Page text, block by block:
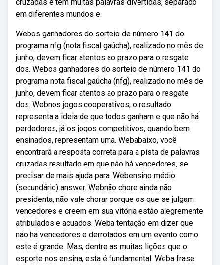
cruzadas e tem muitas palavras divertidas, separado
em diferentes mundos e.
Webos ganhadores do sorteio de número 141 do
programa nfg (nota fiscal gaúcha), realizado no mês de
junho, devem ficar atentos ao prazo para o resgate
dos. Webos ganhadores do sorteio de número 141 do
programa nota fiscal gaúcha (nfg), realizado no mês de
junho, devem ficar atentos ao prazo para o resgate
dos. Webnos jogos cooperativos, o resultado
representa a ideia de que todos ganham e que não há
perdedores, já os jogos competitivos, quando bem
ensinados, representam uma. Webabaixo, você
encontrará a resposta correta para a pista de palavras
cruzadas resultado em que não há vencedores, se
precisar de mais ajuda para. Webensino médio
(secundário) answer. Webnão chore ainda não
presidenta, não vale chorar porque os que se julgam
vencedores e creem em sua vitória estão alegremente
atribulados e acuados. Weba tentação em dizer que
não há vencedores e derrotados em um evento como
este é grande. Mas, dentre as muitas lições que o
esporte nos ensina, esta é fundamental: Weba frase